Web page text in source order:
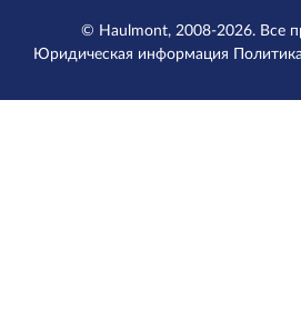
© Haulmont, 2008-2026. Все
Юридическая информация